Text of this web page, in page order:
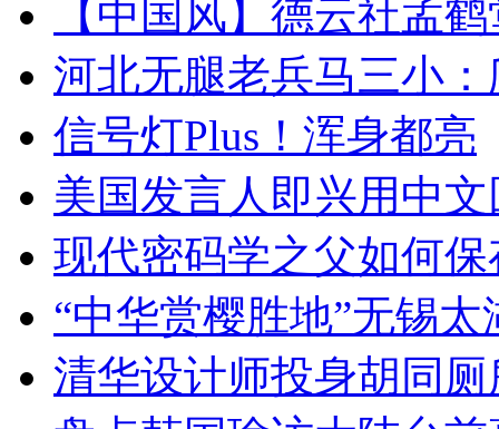
【中国风】德云社孟
河北无腿老兵马三小
信号灯Plus！浑身都亮
美国发言人即兴用中
现代密码学之父如何
“中华赏樱胜地”无锡
清华设计师投身胡同